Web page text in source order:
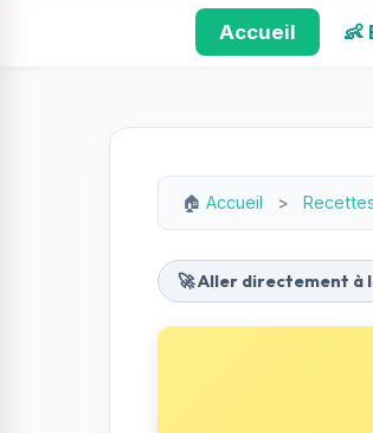
Accueil 👶
🏠 Accueil >
🚀 Aller directement à